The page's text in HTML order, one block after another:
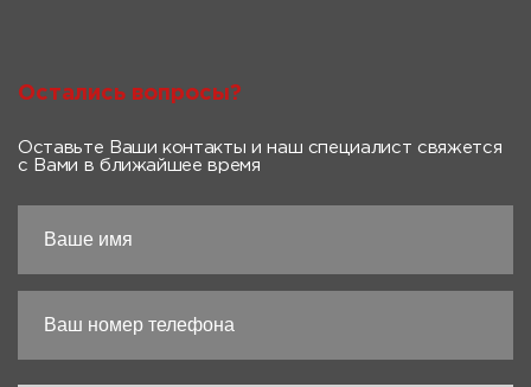
Остались вопросы?
Оставьте Ваши контакты и наш специалист свяжется
с Вами в ближайшее время